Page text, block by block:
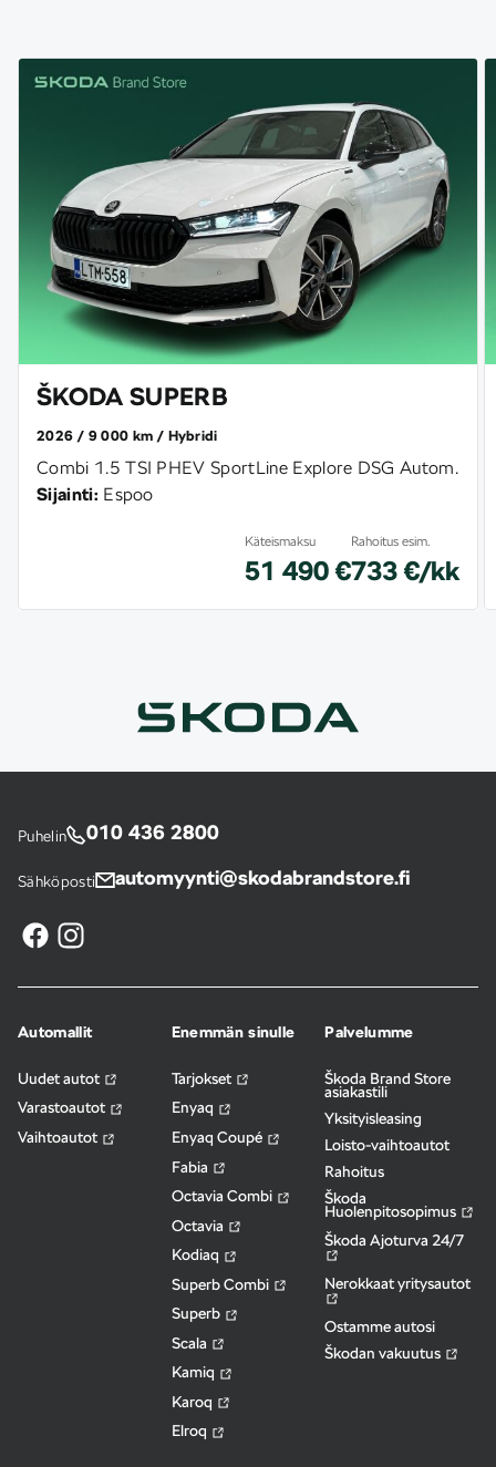
ŠKODA SUPERB
2026 9 000 km Hybridi
Combi 1.5 TSI PHEV SportLine Explore DSG Autom.
Sijainti: Espoo
Käteismaksu
51 490 €
Rahoitus esim.
733 €/kk
Puhelin 010 436 2800
Sähköposti automyynti@skodabrandstore.fi
Automallit
Uudet autot
Varastoautot
Vaihtoautot
Enemmän sinulle
Tarjokset
Enyaq
Enyaq Coupé
Fabia
Octavia Combi
Octavia
Kodiaq
Superb Combi
Superb
Scala
Kamiq
Karoq
Elroq
Palvelumme
Škoda Brand Store
asiakastili
Yksityisleasing
Loisto-vaihtoautot
Rahoitus
Škoda
Huolenpitosopimus
Škoda Ajoturva 24/7
Nerokkaat yritysautot
Ostamme autosi
Škodan vakuutus